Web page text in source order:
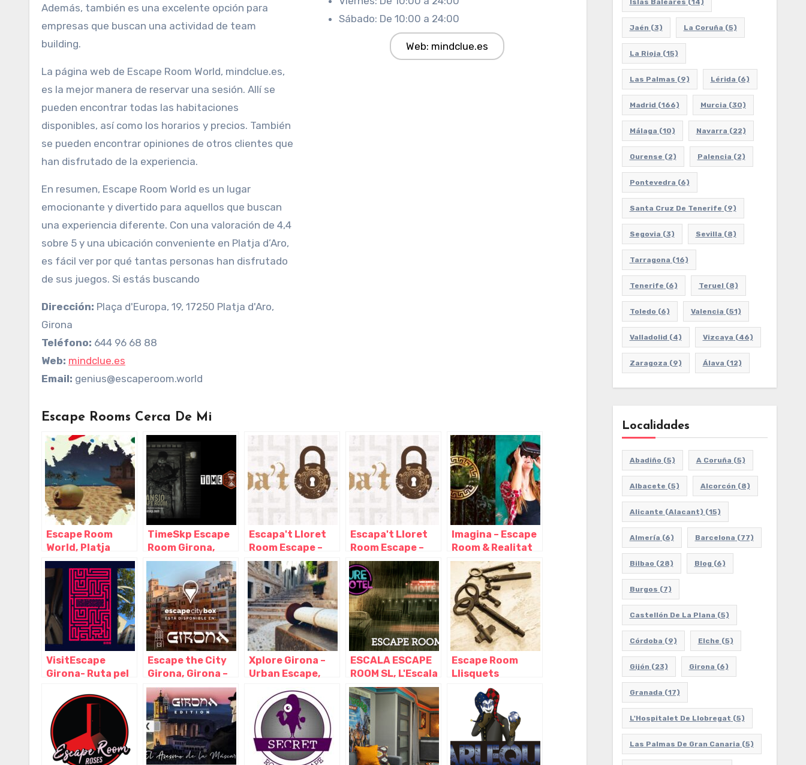
Además, también es una excelente opción para
empresas que buscan una actividad de team
building.
La página web de Escape Room World, mindclue.es,
es la mejor manera de reservar una sesión. Allí se
pueden encontrar todas las habitaciones
disponibles, así como los horarios y precios. También
se pueden encontrar opiniones de otros clientes que
han disfrutado de la experiencia.
En resumen, Escape Room World es un lugar
emocionante y divertido para aquellos que buscan
una experiencia diferente. Con una valoración de 4,4
sobre 5 y una ubicación conveniente en Platja d’Aro,
es fácil ver por qué tantas personas han disfrutado
de sus juegos. Si estás buscando
Dirección: Plaça d'Europa, 19, 17250 Platja d'Aro,
Girona
Teléfono: 644 96 68 88
Web: mindclue.es
Email: genius@escaperoom.world
Sábado: De 10:00 a 24:00
Web: mindclue.es
Escape Rooms Cerca De Mi
Escape Room
World, Platja
d'Aro – Girona
TimeSkp Escape
Room Girona,
Girona – Girona
Escapa't Lloret
Room Escape –
Lloret De Mar,
Costa Brava,
Girona, Lloret de
Mar – Girona
Escapa't Lloret
Room Escape –
Lloret De Mar,
Costa Brava,
Girona, Lloret de
Mar – Girona
Imagina – Escape
Room & Realitat
Virtual, Girona –
Girona
VisitEscape
Girona- Ruta pel
Misteri i Escape
Room a l'Aire
Lliure, Girona –
Cataluña
Escape the City
Girona, Girona –
Cataluña
Xplore Girona –
Urban Escape,
ESCALA ESCAPE
ROOM SL, L'Escala
– Girona
Escape Room
Llisquets
Llagostera,
Llagostera –
Girona
Islas Baleares (14)
Jaén (3) La Coruña (5)
La Rioja (15)
Las Palmas (9) Lérida (6)
Madrid (166) Murcia (30)
Málaga (10) Navarra (22)
Ourense (2) Palencia (2)
Pontevedra (6)
Santa Cruz De Tenerife (9)
Segovia (3) Sevilla (8)
Tarragona (16)
Tenerife (6) Teruel (8)
Toledo (6) Valencia (51)
Valladolid (4) Vizcaya (46)
Zaragoza (9) Álava (12)
Localidades
Abadiño (5) A Coruña (5)
Albacete (5) Alcorcón (8)
Alicante (Alacant) (15)
Almería (6) Barcelona (77)
Bilbao (28) Blog (6)
Burgos (7)
Castellón De La Plana (5)
Córdoba (9) Elche (5)
Gijón (23) Girona (6)
Granada (17)
L'Hospitalet De Llobregat (5)
Las Palmas De Gran Canaria (5)